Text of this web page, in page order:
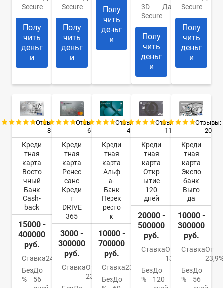
Secure
Полу
чить
деньг
и
Secure
Полу
чить
деньг
и
Полу
чить
деньг
и
3D
Secure
Да
Полу
чить
деньг
и
Secure
Полу
чить
деньг
и
Отзывы:
8
Креди
тная
карта
Восто
чный
Банк
Cash-
back
15000 -
400000
руб.
Ставка24%
Без
%
До
56
Отзывы:
6
Креди
тная
карта
Ренес
санс
Креди
т
DRIVE
365
3000 -
300000
руб.
СтавкаОт
23.9%
Отзывы:
4
Креди
тная
карта
Альф
а-
Банк
Перек
ресто
к
10000 -
700000
руб.
Ставка23.99%
БезДо
Отзывы:
11
Креди
тная
карта
Откр
ытие
120
дней
20000 -
500000
руб.
СтавкаОт
13,9%
Без
%
До
120
Отзывы:
20
Креди
тная
карта
Экспо
банк
Выго
да
10000 -
300000
руб.
СтавкаОт
23,9%
Без
%
До
56